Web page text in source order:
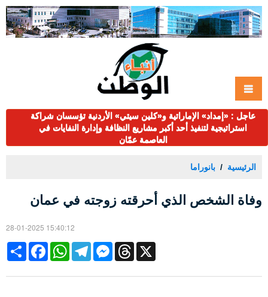
عاجل : «إمداد» الإماراتية و«كلين سيتي» الأردنية تؤسسان شراكة
استراتيجية لتنفيذ أحد أكبر مشاريع النظافة وإدارة النفايات في
العاصمة عمّان
الرئيسية بانوراما
وفاة الشخص الذي أحرقته زوجته في عمان
28-01-2025 15:40:12
Share
FacebookWhatsAppTelegramMessengerThreads X